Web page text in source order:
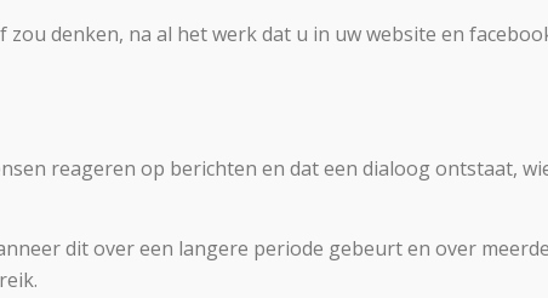
denken, na al het werk dat u in uw website en
reageren op berichten en dat een dialoog ontstaat,
dit over een langere periode gebeurt en over